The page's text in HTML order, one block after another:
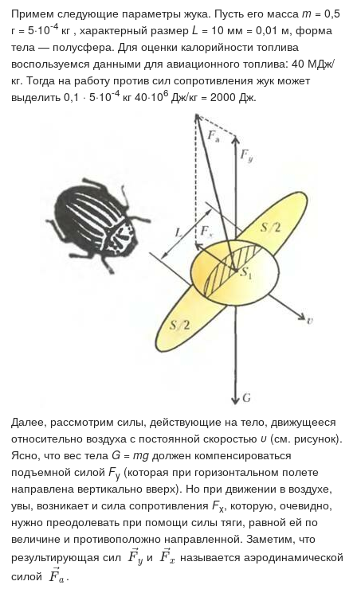
Примем следующие параметры жука. Пусть его масса m = 0,5
г = 5·10-4 кг , характерный размер L = 10 мм = 0,01 м, форма
тела — полусфера. Для оценки калорийности топлива
воспользуемся данными для авиационного топлива: 40 МДж/
кг. Тогда на работу против сил сопротивления жук может
выделить 0,1 · 5·10-4 кг 40·106 Дж/кг = 2000 Дж.
Далее, рассмотрим силы, действующие на тело, движущееся
относительно воздуха с постоянной скоростью υ (см. рисунок).
Ясно, что вес тела G = mg должен компенсироваться
подъемной силой Fy (которая при горизонтальном полете
направлена вертикально вверх). Но при движении в воздухе,
увы, возникает и сила сопротивления Fx, которую, очевидно,
нужно преодолевать при помощи силы тяги, равной ей по
величине и противоположно направленной. Заметим, что
результирующая сил F ⃗y
F→ y
и F ⃗x
F→ xназывается аэродинамической
силой F ⃗a
F→ a.